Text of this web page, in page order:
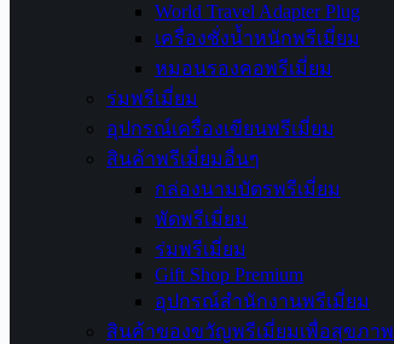
World Travel Adapter Plug
เครื่องชั่งน้ำหนักพรีเมี่ยม
หมอนรองคอพรีเมี่ยม
ร่มพรีเมี่ยม
อุปกรณ์เครื่องเขียนพรีเมี่ยม
สินค้าพรีเมี่ยมอื่นๆ
กล่องนามบัตรพรีเมี่ยม
พัดพรีเมี่ยม
ร่มพรีเมี่ยม
Gift Shop Premium
อุปกรณ์สำนักงานพรีเมี่ยม
สินค้าของขวัญพรีเมี่ยมเพื่อสุขภาพ